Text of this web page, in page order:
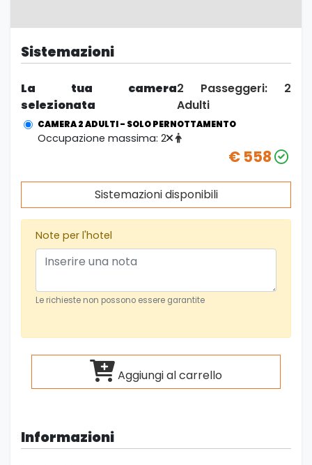
Sistemazioni
La tua camera
selezionata
2 Passeggeri: 2
Adulti
CAMERA 2 ADULTI- SOLO PERNOTTAMENTO
Occupazione massima: 2
€ 558
Sistemazioni disponibili
Note per l'hotel
Le richieste non possono essere garantite
Aggiungi al carrello
Informazioni